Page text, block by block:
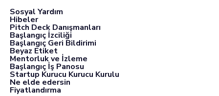
Sosyal Yardım
Hibeler
Pitch Deck Danışmanları
Başlangıç İzciliği
Başlangıç Geri Bildirimi
Beyaz Etiket
Mentorluk ve İzleme
Başlangıç İş Panosu
Startup Kurucu Kurucu Kurulu
Ne elde edersin
Fiyatlandırma